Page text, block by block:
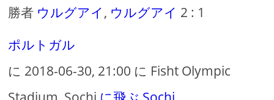
勝者 ウルグアイ, ウルグアイ 2 : 1
ポルトガル
に 2018-06-30, 21:00 に Fisht Olympic